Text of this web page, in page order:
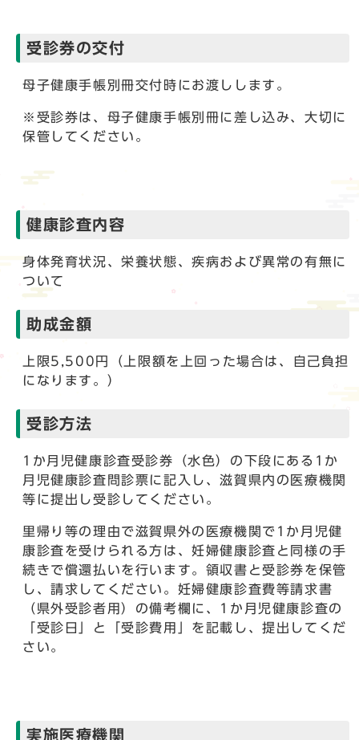
受診券の交付
母子健康手帳別冊交付時にお渡しします。
※受診券は、母子健康手帳別冊に差し込み、大切に
保管してください。
健康診査内容
身体発育状況、栄養状態、疾病および異常の有無に
ついて
助成金額
上限5,500円（上限額を上回った場合は、自己負担
になります。）
受診方法
1か月児健康診査受診券（水色）の下段にある1か
月児健康診査問診票に記入し、滋賀県内の医療機関
等に提出し受診してください。
里帰り等の理由で滋賀県外の医療機関で1か月児健
康診査を受けられる方は、妊婦健康診査と同様の手
続きで償還払いを行います。領収書と受診券を保管
し、請求してください。妊婦健康診査費等請求書
（県外受診者用）の備考欄に、1か月児健康診査の
「受診日」と「受診費用」を記載し、提出してくだ
さい。
実施医療機関